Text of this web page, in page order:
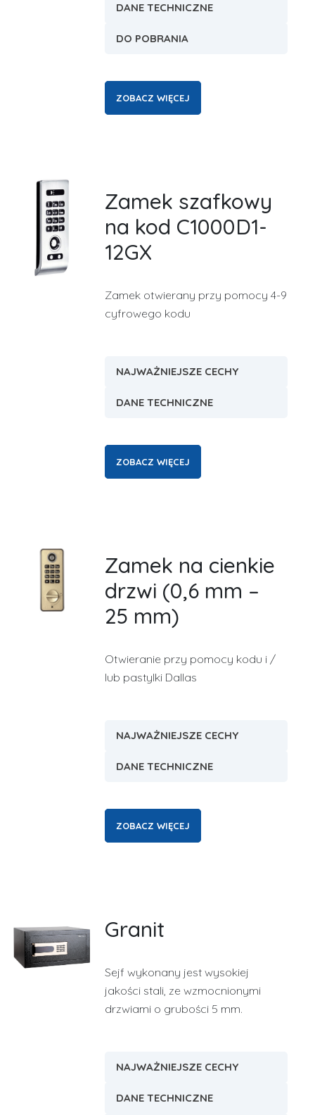
DANE TECHNICZNE
DO POBRANIA
ZOBACZ WIĘCEJ
Zamek szafkowy
na kod C1000D1-
12GX
Zamek otwierany przy pomocy 4-9
cyfrowego kodu
NAJWAŻNIEJSZE CECHY
DANE TECHNICZNE
ZOBACZ WIĘCEJ
Zamek na cienkie
drzwi (0,6 mm –
25 mm)
Otwieranie przy pomocy kodu i /
lub pastylki Dallas
NAJWAŻNIEJSZE CECHY
DANE TECHNICZNE
ZOBACZ WIĘCEJ
Granit
Sejf wykonany jest wysokiej
jakości stali, ze wzmocnionymi
drzwiami o grubości 5 mm.
NAJWAŻNIEJSZE CECHY
DANE TECHNICZNE